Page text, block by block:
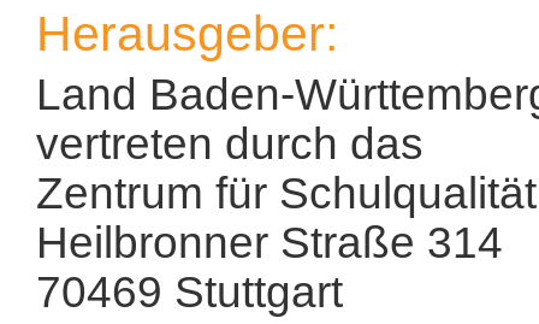
Herausgeber:
Land Baden-
vertreten durch das
Zentrum für
Heilbronner Straße 314
70469 Stuttgart